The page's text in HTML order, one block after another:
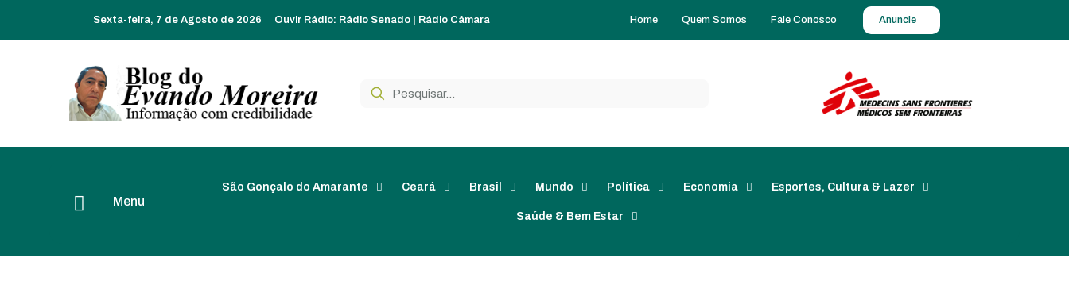
Sexta-feira, 7 de Agosto de 2026 Ouvir Rádio: Rádio Senado Rádio Câmara Home Quem Somos Fale Conosco Anuncie
Menu
São Gonçalo do Amarante Ceará Brasil Mundo Política Economia Esportes, Cultura & Lazer
Saúde & Bem Estar